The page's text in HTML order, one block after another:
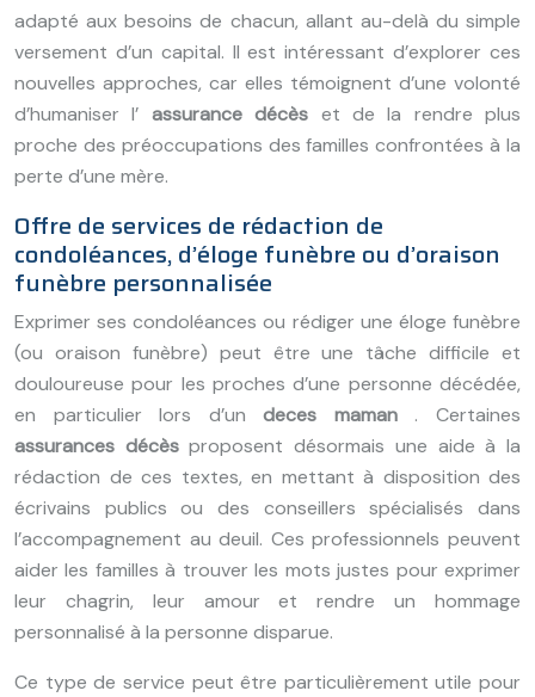
adapté aux besoins de chacun, allant au-delà du simple
versement d’un capital. Il est intéressant d’explorer ces
nouvelles approches, car elles témoignent d’une volonté
d’humaniser l’ assurance décès et de la rendre plus
proche des préoccupations des familles confrontées à la
perte d’une mère.
Offre de services de rédaction de
condoléances, d’éloge funèbre ou d’oraison
funèbre personnalisée
Exprimer ses condoléances ou rédiger une éloge funèbre
(ou oraison funèbre) peut être une tâche difficile et
douloureuse pour les proches d’une personne décédée,
en particulier lors d’undeces maman . Certaines
assurances décèsproposent désormais une aide à la
rédaction de ces textes, en mettant à disposition des
écrivains publics ou des conseillers spécialisés dans
l’accompagnement au deuil. Ces professionnels peuvent
aider les familles à trouver les mots justes pour exprimer
leur chagrin, leur amour et rendre un hommage
personnalisé à la personne disparue.
Ce type de service peut être particulièrement utile pour